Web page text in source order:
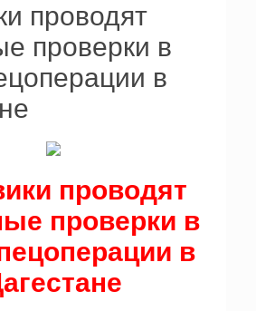
проводят
проверки в
в
проводят
проверки в
в